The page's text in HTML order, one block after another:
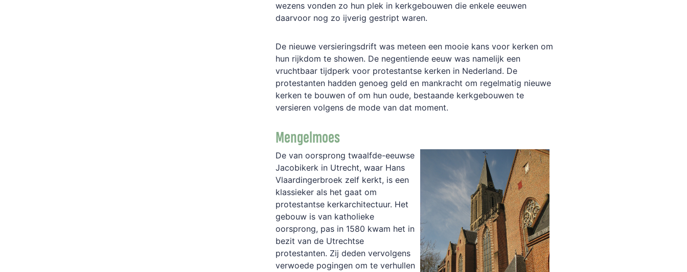
wezens vonden zo hun plek in kerkgebouwen die enkele eeuwen
daarvoor nog zo ijverig gestript waren.
De nieuwe versieringsdrift was meteen een mooie kans voor kerken om
hun rijkdom te showen. De negentiende eeuw was namelijk een
vruchtbaar tijdperk voor protestantse kerken in Nederland. De
protestanten hadden genoeg geld en mankracht om regelmatig nieuwe
kerken te bouwen of om hun oude, bestaande kerkgebouwen te
versieren volgens de mode van dat moment.
Mengelmoes
De van oorsprong twaalfde-eeuwse
Jacobikerk in Utrecht, waar Hans
Vlaardingerbroek zelf kerkt, is een
klassieker als het gaat om
protestantse kerkarchitectuur. Het
gebouw is van katholieke
oorsprong, pas in 1580 kwam het in
bezit van de Utrechtse
protestanten. Zij deden vervolgens
verwoede pogingen om te verhullen